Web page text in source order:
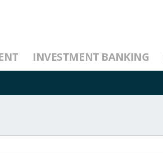
INVESTMENT BANKING